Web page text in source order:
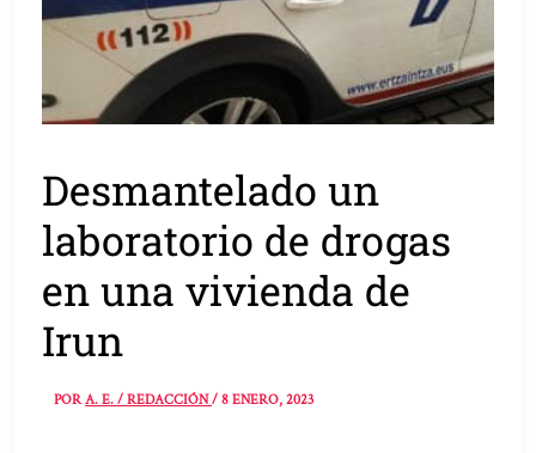
Desmantelado un
laboratorio de drogas
en una vivienda de
Irun
PORA. E. / REDACCIÓN/8 ENERO, 2023